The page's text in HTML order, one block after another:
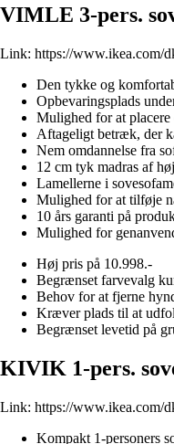
VIMLE 3-pers.
Link: https://www.ikea.com/
Den tykke og
Opbevaringsplads
Mulighed for at placere
Aftageligt betræk, der
Nem omdannelse fra
12 cm tyk madras af
Lamellerne i
Mulighed for at tilføje
10 års garanti på
Mulighed for
Høj pris på 10.998.-
Begrænset farvevalg
Behov for at fjerne
Kræver plads til at
Begrænset levetid på
KIVIK 1-pers.
Link: https://www.ikea.com/
Kompakt 1-personers